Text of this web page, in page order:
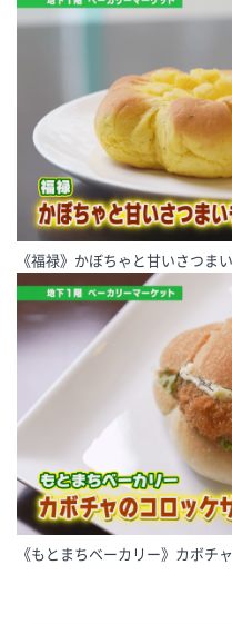
《福禄》かぼちゃと甘いさつ
《もとまちベーカリー》カボ